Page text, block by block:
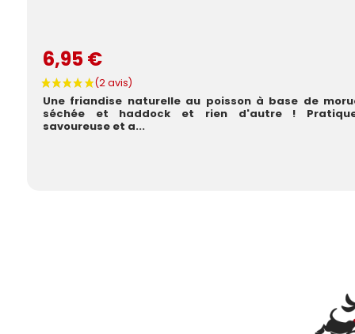
6,95 €
Une friandise naturelle au poisson à base de
séchée et haddock et rien d'autre !
savoureuse et a...